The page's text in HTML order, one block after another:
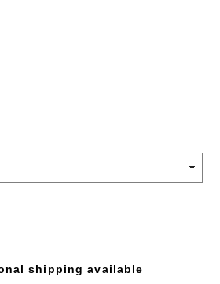
shipping available